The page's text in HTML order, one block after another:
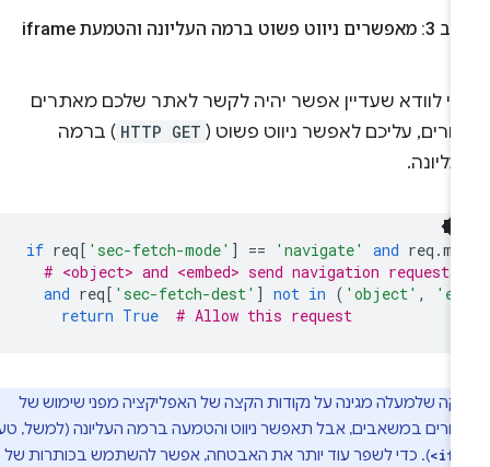
לוודא שעדיין אפשר יהיה לקשר לאתר שלכם מאתרים
עליכם לאפשר ניווט פשוט ( HTTP GET ) ברמה
if req['sec-fetch-mode'] == 'navigate' and req
# <object> and <embed> send navigation
and
req['sec-fetch-dest'] not in ('object' ,
return True # Allow this request
שלמעלה מגינה על נקודות הקצה של האפליקציה מפני שימוש של
במשאבים, אבל תאפשר ניווט והטמעה ברמה העליונה (למשל, טעינה
). כדי לשפר עוד יותר את האבטחה, אפשר להשתמש בכותרות של